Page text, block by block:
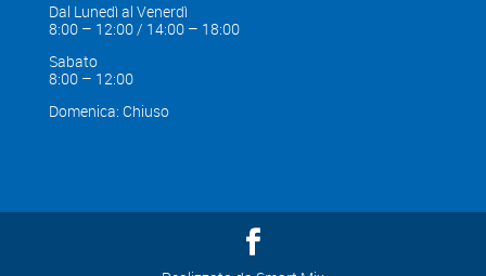
Dal Lunedì al Venerdì
8:00 – 12:00 / 14:00 – 18:00
Sabato
8:00 – 12:00
Domenica: Chiuso